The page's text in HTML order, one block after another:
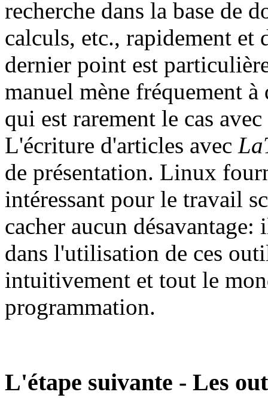
recherche dans la base de
calculs, etc., rapidement et
dernier point est
manuel mène fréquement à
qui est rarement le cas
L'écriture d'articles avec
de présentation. Linux
intéressant pour le travail
cacher aucun
dans l'utilisation de ces
intuitivement et tout le
programmation.
L'étape suivante - Les